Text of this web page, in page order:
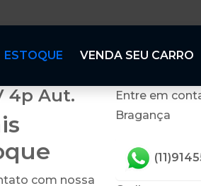
ESTOQUE VENDA SEU CARRO
4p Aut.
com nossa
Entre em
Bragança